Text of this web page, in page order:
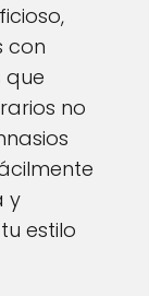
con
que
no
y
estilo